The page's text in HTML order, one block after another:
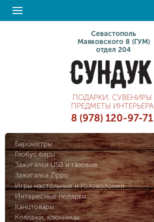
Севастополь
Маяковского 8 (ГУМ)
отдел 204
ПОДАРКИ, СУВЕНИРЫ
ПРЕДМЕТЫ ИНТЕРЬЕРА
8 (978) 120-97-71
Барометры
Глобус бары
Зажигалки USB и газовые
Зажигалки Zippo
Игры настольные и головоломки
Интересные подарки
Канцтовары
Коллажи, ключницы